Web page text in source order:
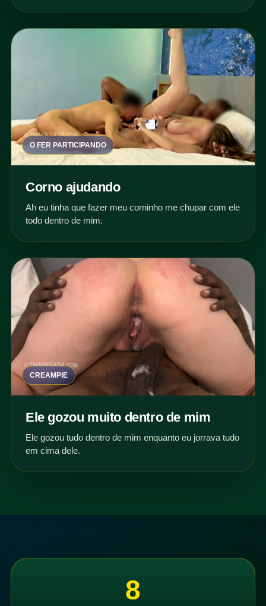
O FER PARTICIPANDO
Corno ajudando
Ah eu tinha que fazer meu corninho me chupar com ele
todo dentro de mim.
CREAMPIE
Ele gozou muito dentro de mim
Ele gozou tudo dentro de mim enquanto eu jorrava tudo
em cima dele.
8